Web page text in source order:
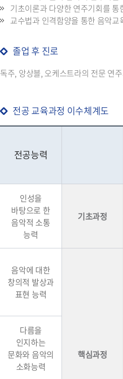
기초이론과 다양한 연주기회를
교수법과 인격함양을 통한 음악교
졸업 후 진로
독주, 앙상블, 오케스트라의 전문 연
전공 교육과정 이수체계도
전공능력
인성을
바탕으로 한
음악적 소통
능력
기초과정
음악에 대한
창의적 발상과
표현 능력
핵심과정
다름을
인지하는
문화와 음악의
소화능력